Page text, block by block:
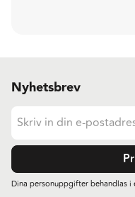
Nyhetsbrev
Dina personuppgifter behandlas i